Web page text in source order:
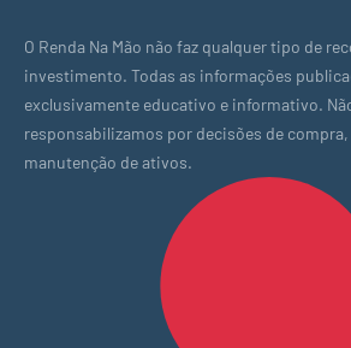
O Renda Na Mão não faz qualquer tipo de
investimento. Todas as informações
exclusivamente educativo e informativo.
responsabilizamos por decisões de compra,
manutenção de ativos.